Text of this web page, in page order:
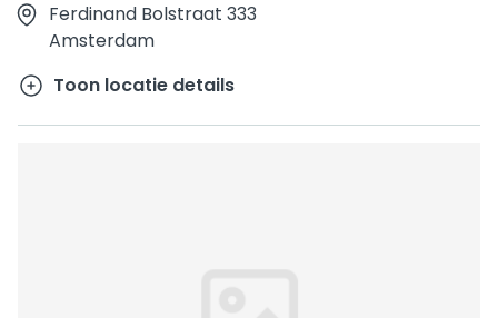
Ferdinand Bolstraat 333
Amsterdam
Toon locatie details